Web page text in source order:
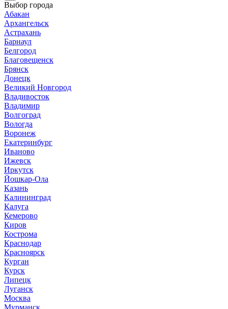
Выбор города
Абакан
Архангельск
Астрахань
Барнаул
Белгород
Благовещенск
Брянск
Донецк
Великий Новгород
Владивосток
Владимир
Волгоград
Вологда
Воронеж
Екатеринбург
Иваново
Ижевск
Иркутск
Йошкар-Ола
Казань
Калининград
Калуга
Кемерово
Киров
Кострома
Краснодар
Красноярск
Курган
Курск
Липецк
Луганск
Москва